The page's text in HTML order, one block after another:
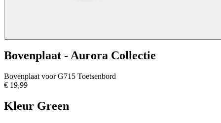
Bovenplaat - Aurora Collectie
Bovenplaat voor G715 Toetsenbord
€ 19,99
Kleur Green